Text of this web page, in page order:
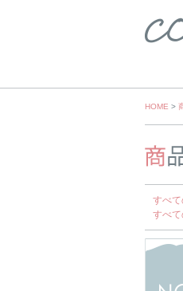
Skip
HOME >
すべ
すべて